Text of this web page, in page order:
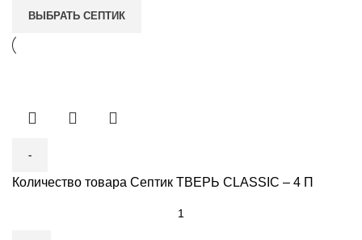
ВЫБРАТЬ СЕПТИК
Количество товара Септик ТВЕРЬ CLASSIC – 4 П